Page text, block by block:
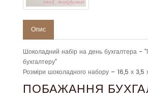
Опис
Шоколадний набір на день бухгалтера -
бухгалтеру"
Розміри шоколадного набору – 16,5 х 3,5
ПОБАЖАННЯ